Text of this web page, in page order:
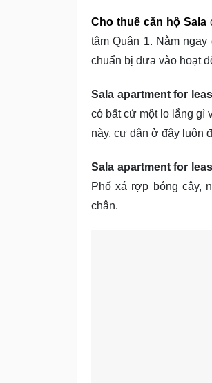
Cho thuê căn hộ Sala
tâm Quận 1. Nằm
chuẩn bị đưa vào hoạt
Sala apartment for
có bất cứ một lo lắng gì
này, cư dân ở đây luôn
Sala apartment for
Phố xá rợp bóng cây,
chân.